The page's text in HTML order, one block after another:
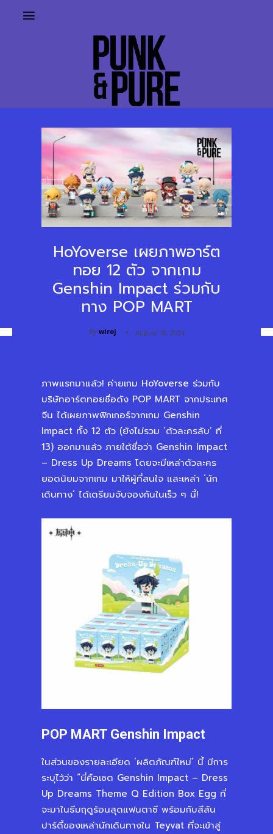
HoYoverse เผยภาพอาร์ต
ทอย 12 ตัว จากเกม
Genshin Impact ร่วมกับ
ทาง POP MART
By wiroj August 18, 2024
ภาพแรกมาแล้ว! ค่ายเกม HoYoverse ร่วมกับ
บริษัทอาร์ตทอยชื่อดัง POP MART จากประเทศ
จีน ได้เผยภาพฟิกเกอร์จากเกม Genshin
Impact ทั้ง 12 ตัว (ยังไม่รวม ‘ตัวละครลับ’ ที่
13) ออกมาแล้ว ภายใต้ชื่อว่า Genshin Impact
– Dress Up Dreams โดยจะมีเหล่าตัวละคร
ยอดนิยมจากเกม มาให้ผู้ที่สนใจ และเหล่า ‘นัก
เดินทาง’ ได้เตรียมจับจองกันในเร็ว ๆ นี้!
POP MART Genshin Impact
ในส่วนของรายละเอียด ‘ผลิตภัณฑ์ใหม่’ นี้ มีการ
ระบุไว้ว่า “นี่คือเซต Genshin Impact – Dress
Up Dreams Theme Q Edition Box Egg ที่
จะมาในธีมฤดูร้อนสุดแฟนตาซี พร้อมกับสีสัน
ปาร์ตี้ของเหล่านักเดินทางใน Teyvat ที่จะเข้าสู่